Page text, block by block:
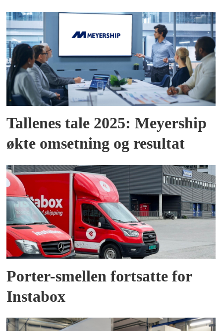
Tallenes tale 2025: Meyership
økte omsetning og resultat
Porter-smellen fortsatte for
Instabox